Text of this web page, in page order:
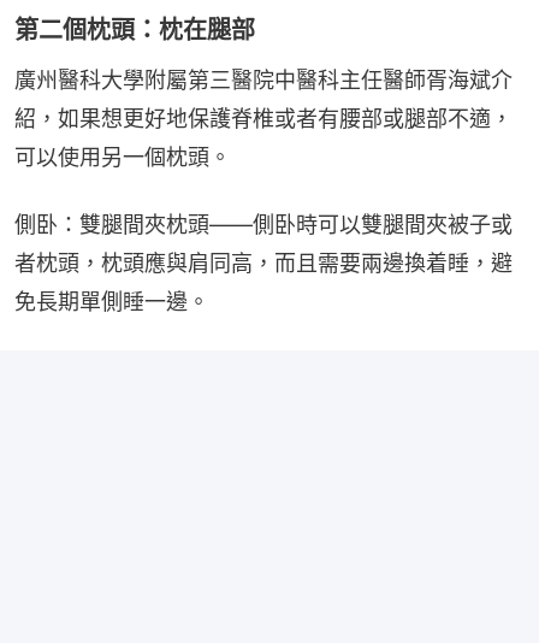
第二個枕頭：枕在腿部
廣州醫科大學附屬第三醫院中醫科主任醫師胥海斌介
紹，如果想更好地保護脊椎或者有腰部或腿部不適，
可以使用另一個枕頭。
側卧：雙腿間夾枕頭——側卧時可以雙腿間夾被子或
者枕頭，枕頭應與肩同高，而且需要兩邊換着睡，避
免長期單側睡一邊。